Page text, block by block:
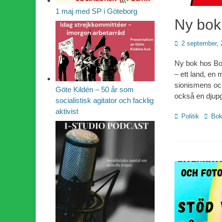
Ny
Publicerad
2 september,
Ny bok hos
– ett land, en
sionismens
också en
Kategorier
Politik
1 maj med SP i Göteborg
Göte Kildén – 50 år som
socialistisk agitator och facklig
aktivist